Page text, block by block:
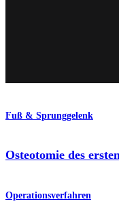
Fuß & Sprunggelenk
Osteotomie des
Operationsverfahren